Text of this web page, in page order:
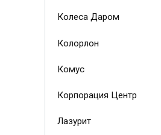
Колеса Даром
Колорлон
Комус
Корпорация Центр
Лазурит